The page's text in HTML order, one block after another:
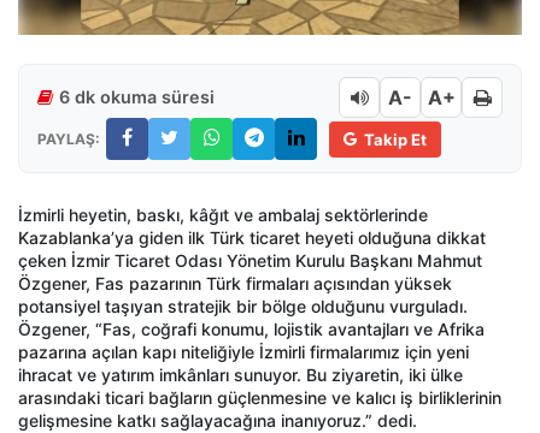
6 dk okuma süresi A- A+
PAYLAŞ: Takip Et
İzmirli heyetin, baskı, kâğıt ve ambalaj sektörlerinde
Kazablanka’ya giden ilk Türk ticaret heyeti olduğuna dikkat
çeken İzmir Ticaret Odası Yönetim Kurulu Başkanı Mahmut
Özgener, Fas pazarının Türk firmaları açısından yüksek
potansiyel taşıyan stratejik bir bölge olduğunu vurguladı.
Özgener, “Fas, coğrafi konumu, lojistik avantajları ve Afrika
pazarına açılan kapı niteliğiyle İzmirli firmalarımız için yeni
ihracat ve yatırım imkânları sunuyor. Bu ziyaretin, iki ülke
arasındaki ticari bağların güçlenmesine ve kalıcı iş birliklerinin
gelişmesine katkı sağlayacağına inanıyoruz.” dedi.